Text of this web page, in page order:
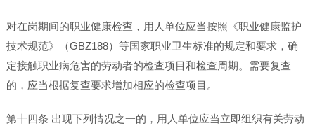
对在岗期间的职业健康检查，用人单位应当按照《职业健康监护
技术规范》（GBZ188）等国家职业卫生标准的规定和要求，确
定接触职业病危害的劳动者的检查项目和检查周期。需要复查
的，应当根据复查要求增加相应的检查项目。
第十四条 出现下列情况之一的，用人单位应当立即组织有关劳动